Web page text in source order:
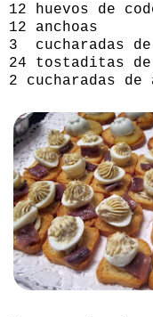
12 huevos de
12 anchoas
3 cucharadas
24 tostaditas de
2 cucharadas